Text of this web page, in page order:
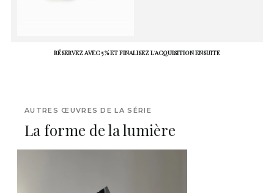
RÉSERVEZ AVEC 5 % ET FINALISEZ L'ACQUISITION ENSUITE
AUTRES ŒUVRES DE LA SÉRIE
La forme de la lumière